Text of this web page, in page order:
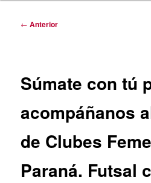
Navegación
← Anterior
Súmate con tú
acompáñanos
de Clubes
Paraná. Futsal